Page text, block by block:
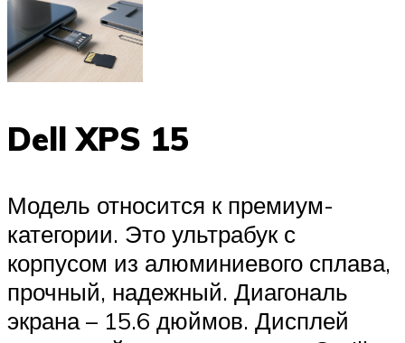
Dell XPS 15
Модель относится к премиум-
категории. Это ультрабук с
корпусом из алюминиевого сплава,
прочный, надежный. Диагональ
экрана – 15.6 дюймов. Дисплей